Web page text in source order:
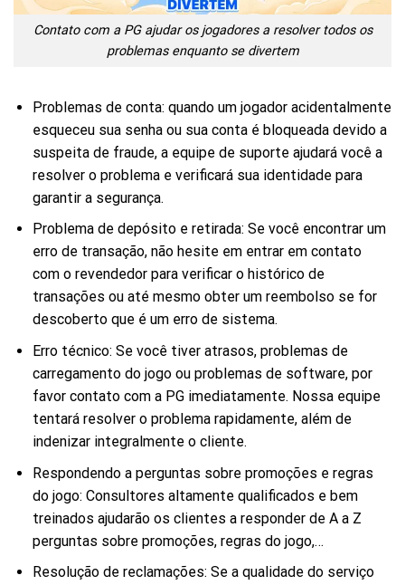
Contato com a PG ajudar os jogadores a resolver todos os
problemas enquanto se divertem
Problemas de conta: quando um jogador acidentalmente
esqueceu sua senha ou sua conta é bloqueada devido a
suspeita de fraude, a equipe de suporte ajudará você a
resolver o problema e verificará sua identidade para
garantir a segurança.
Problema de depósito e retirada: Se você encontrar um
erro de transação, não hesite em entrar em contato
com o revendedor para verificar o histórico de
transações ou até mesmo obter um reembolso se for
descoberto que é um erro de sistema.
Erro técnico: Se você tiver atrasos, problemas de
carregamento do jogo ou problemas de software, por
favor contato com a PG imediatamente. Nossa equipe
tentará resolver o problema rapidamente, além de
indenizar integralmente o cliente.
Respondendo a perguntas sobre promoções e regras
do jogo: Consultores altamente qualificados e bem
treinados ajudarão os clientes a responder de A a Z
perguntas sobre promoções, regras do jogo,…
Resolução de reclamações: Se a qualidade do serviço